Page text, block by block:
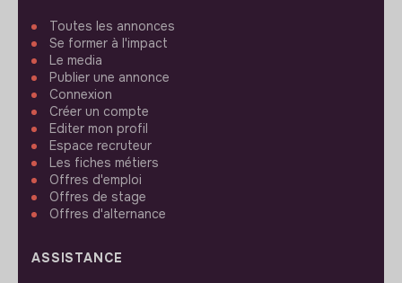
Toutes les annonces
Se former à l'impact
Le media
Publier une annonce
Connexion
Créer un compte
Editer mon profil
Espace recruteur
Les fiches métiers
Offres d'emploi
Offres de stage
Offres d'alternance
ASSISTANCE